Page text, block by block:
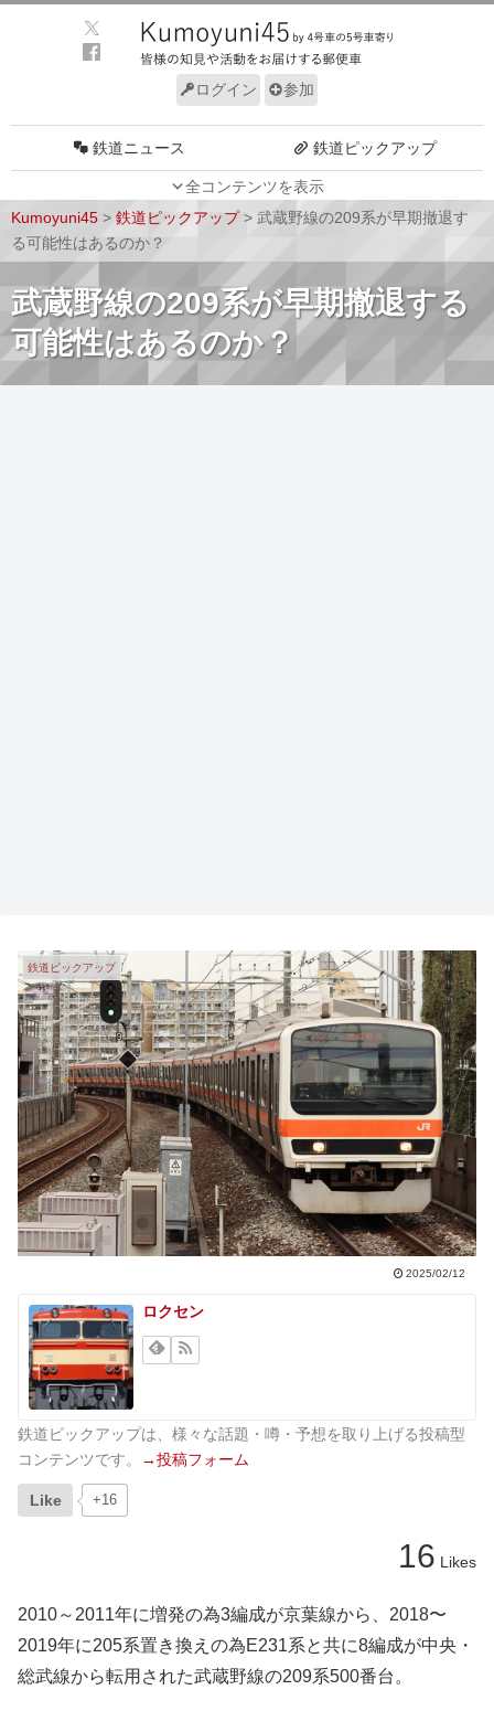
ログイン 参加
全コンテンツを表示
鉄道ニュース 鉄道ピックアップ
車両技術
Kumoyuni45 > 鉄道ピックアップ> 武蔵野線の209系が早期撤退す
る可能性はあるのか？
武蔵野線の209系が早期撤退する
可能性はあるのか？
鉄道ピックアップ
2025/02/12
ロクセン
鉄道ピックアップは、様々な話題・噂・予想を取り上げる投稿型
コンテンツです。
→投稿フォーム
Like +16
16 Likes
2010～2011年に増発の為3編成が京葉線から、2018〜
2019年に205系置き換えの為E231系と共に8編成が中央・
総武線から転用された武蔵野線の209系500番台。